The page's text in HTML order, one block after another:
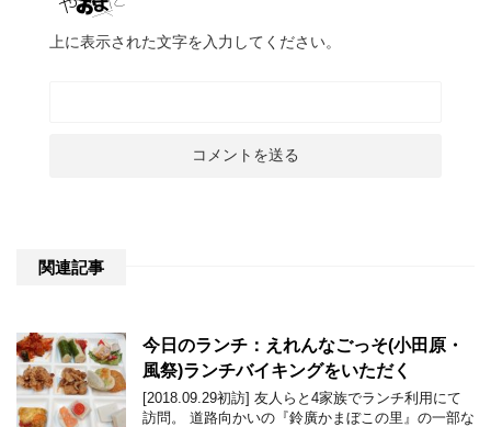
上に表示された文字を入力してください。
関連記事
今日のランチ：えれんなごっそ(小田原・
風祭)ランチバイキングをいただく
[2018.09.29初訪] 友人らと4家族でランチ利用にて
訪問。 道路向かいの『鈴廣かまぼこの里』の一部な